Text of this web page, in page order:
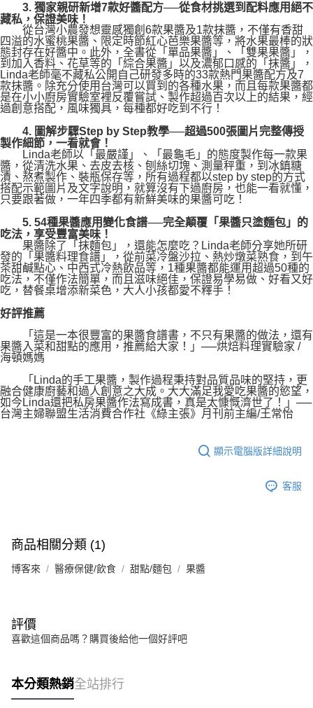
3. 獨家親研新增7款好醬配方──從食材挑選到配料應用絕不
藏私，保證美味！
從台灣小農發想靈感獨創6款果醬及1款抹醬，不僅有香甜
四溢的水蜜桃果醬、限定時節紅心芭樂果醬等，將水果最棒的狀
態封存在好醬中。此外，全書從「單品果醬」、「雙果果醬」，
到加入香料、花草等的「綜合果醬」以及濃郁口感的「抹醬」，
Linda老師毫不藏私公開自己研發多時的33款熱門果醬配方及7
款抹醬。除充分使用台灣可以買到的各種水果，而且每款果醬都
是在小小廚房實驗室裡反覆嘗試、製作超過百次以上的結果，經
過創意搭配，風味獨具，每種都好吃到不行！
4. 圖解步驟Step by Step教學──超過500張圖片完整傳授
製作細節，一看就會！
Linda老師以「最嚴謹」、「最龜毛」的態度製作每一款果
醬，從清洗水果、去皮去核、刨絲切塊、測量秤重，到冰鎮糖
漬、熬煮製作、裝瓶保存等，所有過程都以step by step的方式
搭配示範圖片及文字說明，就算沒有下過廚房，也能一看就懂，
只要跟著做，一年四季都有新鮮美味的果醬可吃！
5. 54種果醬應用變化食譜──完全顛覆「果醬只塗麵包」的
吃法，享受豐富美味！
果醬除了「抹麵包」，還能怎麼吃？Linda老師分享她所研
發的「果醬料理食譜」，從前菜冷盤沙拉、熱炒燉菜熟食，到午
茶甜鹹點心、中西式冷熱飲品等，1種果醬都能運用超過50種的
吃法，不僅作法簡單，而且滋味絕佳，保證易學易做、好看又好
吃，替餐桌增添新菜色，大人小孩都愛不釋手！
好評推薦
「這是一本很豐富的果醬食譜書，不只有果醬的做法，還有
果醬入菜和甜點的應用，推薦給大家！」──烘焙料理實驗家 /
海頓媽媽
「Linda的手工果醬，製作過程秉持對品質品味的堅持，更
融合健康廚藝和過人創意之大成。大大滿足我愛吃果醬的慾望，
如今Linda還把私房果醬作法寫成書，真是太慷慨濟世了！」──
台灣主婦聯盟生活消費合作社《綠主張》月刊前主編/王常怡
顯示電腦版詳細說明
客服
商品相關分類 (1)
博客來 醫療保健/飲食 甜點/麵包 果醬
評價
喜歡這個商品嗎？購買後給他一個好評吧
本分類熱銷全站排行